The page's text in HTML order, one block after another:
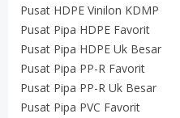
Pusat HDPE Vinilon KDMP
Pusat Pipa HDPE Favorit
Pusat Pipa HDPE Uk Besar
Pusat Pipa PP-R Favorit
Pusat Pipa PP-R Uk Besar
Pusat Pipa PVC Favorit